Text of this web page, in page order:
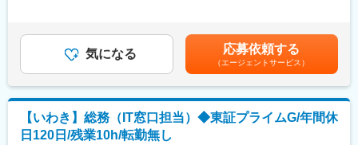
【電気資材部門】
戸建てから集合住宅まで幅広く対応
【設備・土木部門】
大型施設・社会インフラ案件にも携われる
・顧客：サブコン・土木工事会社向け
■入社後の流れ：
OJTによる同行訪問にて顧客理解を深めていただき、徐々にステ
ます。
■担当エリア：
（月によって連動有）■昇給：年1回（4月）25年実績 平均17,750
円/月■賞与：年2回（7月、12月）※過去実績4.0ヶ月分■業績賞
与：年1回※業績により3月に賞与支給の可能性有賃金はあくまで
も目安の金額であり、選考を通じて上下する可能性があります。
月給(月額)は固定手当を含めた表記です。
気になる 応募依頼する
（エージェントサービス）
【いわき】総務（IT窓口担当）◆東証プライムG/年間休
日120日/残業10h/転勤無し